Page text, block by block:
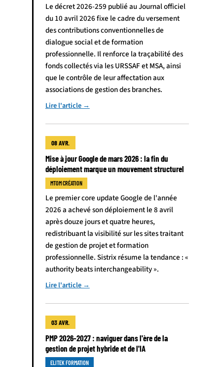
Le décret 2026-259 publié au Journal officiel
du 10 avril 2026 fixe le cadre du versement
des contributions conventionnelles de
dialogue social et de formation
professionnelle. Il renforce la traçabilité des
fonds collectés via les URSSAF et MSA, ainsi
que le contrôle de leur affectation aux
associations de gestion des branches.
Lire l'article →
08 AVR.
Mise à jour Google de mars 2026 : la fin du
déploiement marque un mouvement structurel
MTOM CRÉATION
Le premier core update Google de l'année
2026 a achevé son déploiement le 8 avril
après douze jours et quatre heures,
redistribuant la visibilité sur les sites traitant
de gestion de projet et formation
professionnelle. Sistrix résume la tendance : «
authority beats interchangeability ».
Lire l'article →
03 AVR.
PMP 2026-2027 : naviguer dans l'ère de la
gestion de projet hybride et de l'IA
ELITEK FORMATION